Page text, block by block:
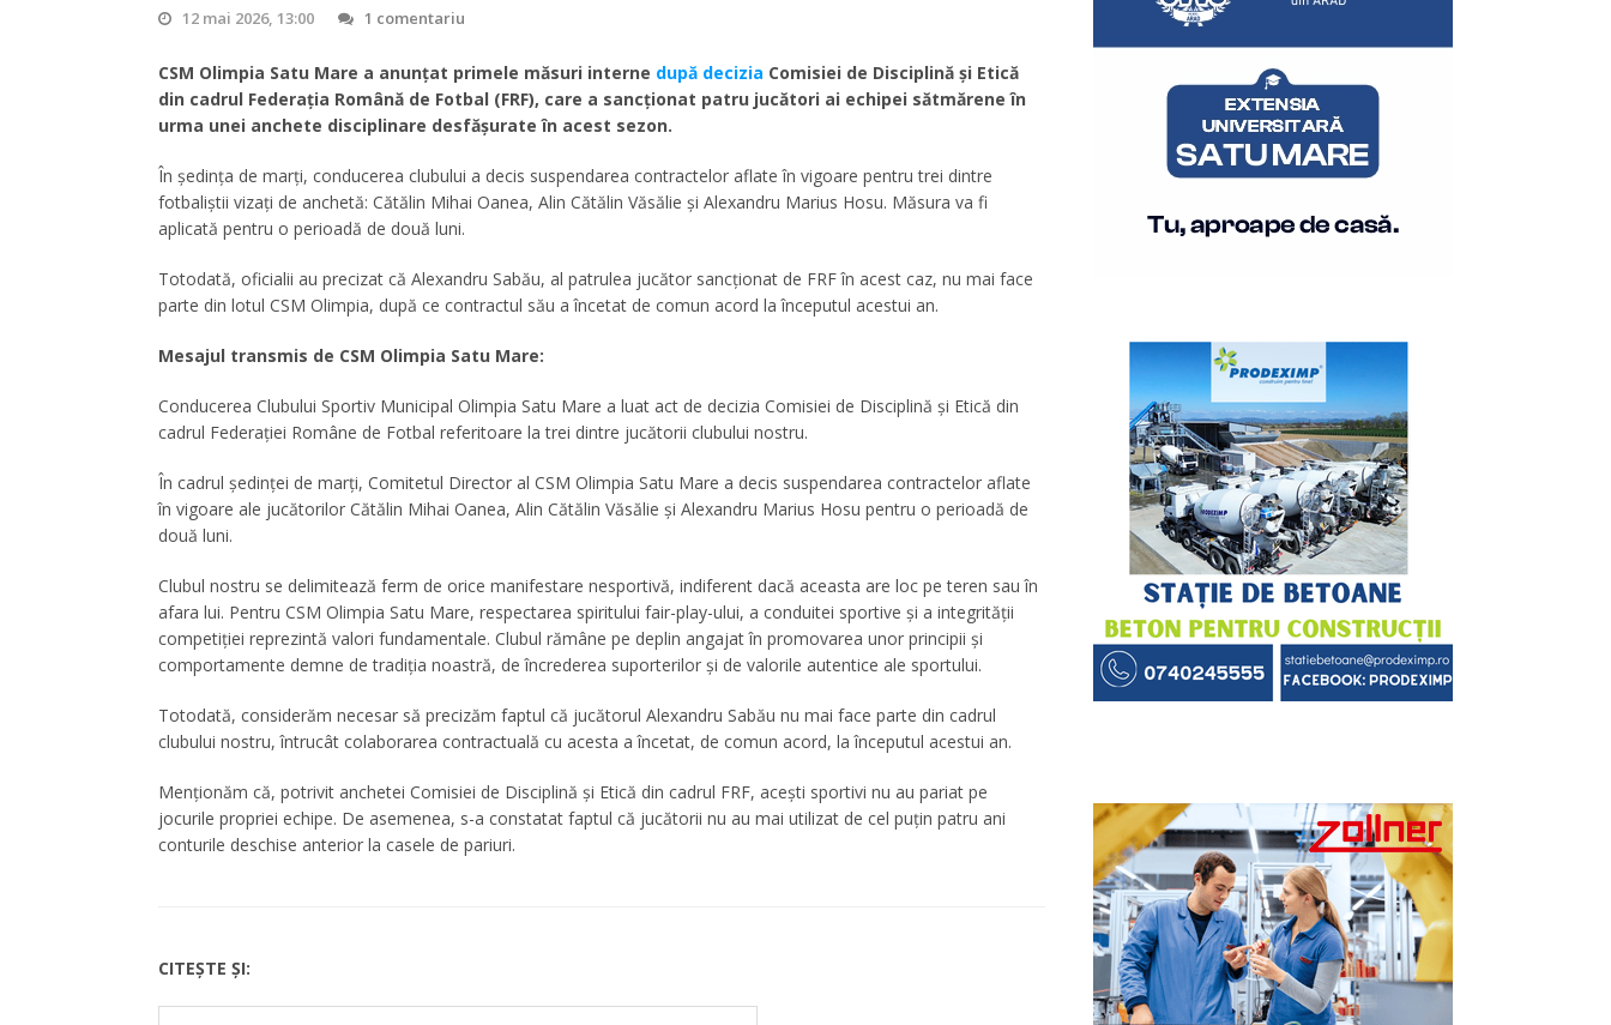
12 mai 2026, 13:00 1 comentariu
CSM Olimpia Satu Mare a anunțat primele măsuri interne după decizia Comisiei de Disciplină și Etică
din cadrul Federația Română de Fotbal (FRF), care a sancționat patru jucători ai echipei sătmărene în
urma unei anchete disciplinare desfășurate în acest sezon.
În ședința de marți, conducerea clubului a decis suspendarea contractelor aflate în vigoare pentru trei dintre
fotbaliștii vizați de anchetă: Cătălin Mihai Oanea, Alin Cătălin Văsălie și Alexandru Marius Hosu. Măsura va fi
aplicată pentru o perioadă de două luni.
Totodată, oficialii au precizat că Alexandru Sabău, al patrulea jucător sancționat de FRF în acest caz, nu mai face
parte din lotul CSM Olimpia, după ce contractul său a încetat de comun acord la începutul acestui an.
Mesajul transmis de CSM Olimpia Satu Mare:
Conducerea Clubului Sportiv Municipal Olimpia Satu Mare a luat act de decizia Comisiei de Disciplină și Etică din
cadrul Federației Române de Fotbal referitoare la trei dintre jucătorii clubului nostru.
În cadrul ședinței de marți, Comitetul Director al CSM Olimpia Satu Mare a decis suspendarea contractelor aflate
în vigoare ale jucătorilor Cătălin Mihai Oanea, Alin Cătălin Văsălie și Alexandru Marius Hosu pentru o perioadă de
două luni.
Clubul nostru se delimitează ferm de orice manifestare nesportivă, indiferent dacă aceasta are loc pe teren sau în
afara lui. Pentru CSM Olimpia Satu Mare, respectarea spiritului fair-play-ului, a conduitei sportive și a integrității
competiției reprezintă valori fundamentale. Clubul rămâne pe deplin angajat în promovarea unor principii și
comportamente demne de tradiția noastră, de încrederea suporterilor și de valorile autentice ale sportului.
Totodată, considerăm necesar să precizăm faptul că jucătorul Alexandru Sabău nu mai face parte din cadrul
clubului nostru, întrucât colaborarea contractuală cu acesta a încetat, de comun acord, la începutul acestui an.
Menționăm că, potrivit anchetei Comisiei de Disciplină și Etică din cadrul FRF, acești sportivi nu au pariat pe
jocurile propriei echipe. De asemenea, s-a constatat faptul că jucătorii nu au mai utilizat de cel puțin patru ani
conturile deschise anterior la casele de pariuri.
CITEȘTE ȘI: